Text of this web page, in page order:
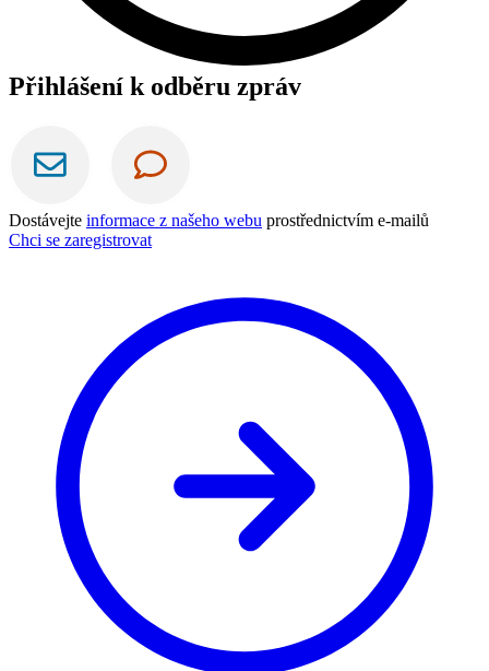
Přihlášení k odběru zpráv
Dostávejte informace z našeho webu prostřednictvím e-mailů
Chci se zaregistrovat